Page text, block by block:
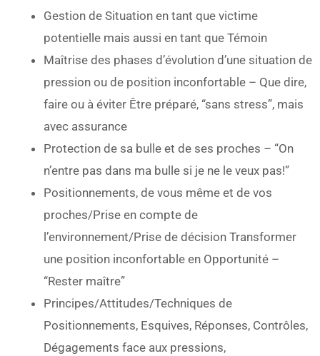
Gestion de Situation en tant que victime
potentielle mais aussi en tant que Témoin
Maîtrise des phases d’évolution d’une situation de
pression ou de position inconfortable – Que dire,
faire ou à éviter Être préparé, “sans stress”, mais
avec assurance
Protection de sa bulle et de ses proches – “On
n’entre pas dans ma bulle si je ne le veux pas!”
Positionnements, de vous même et de vos
proches/Prise en compte de
l’environnement/Prise de décision Transformer
une position inconfortable en Opportunité –
“Rester maître”
Principes/Attitudes/Techniques de
Positionnements, Esquives, Réponses, Contrôles,
Dégagements face aux pressions,